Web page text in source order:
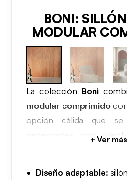
BONI:
MODULAR
La colección Boni
modular comprimidocon
opción cálida que
necesidades con
Diseño adaptable: